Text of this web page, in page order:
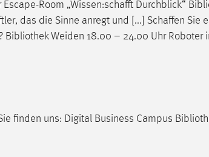
Room „Wissen:schafft Durchblick“
das die Sinne anregt und [...] Schaffen Sie
BibliothekWeiden 18.00 – 24.00 Uhr Roboter
finden uns: Digital Business Campus